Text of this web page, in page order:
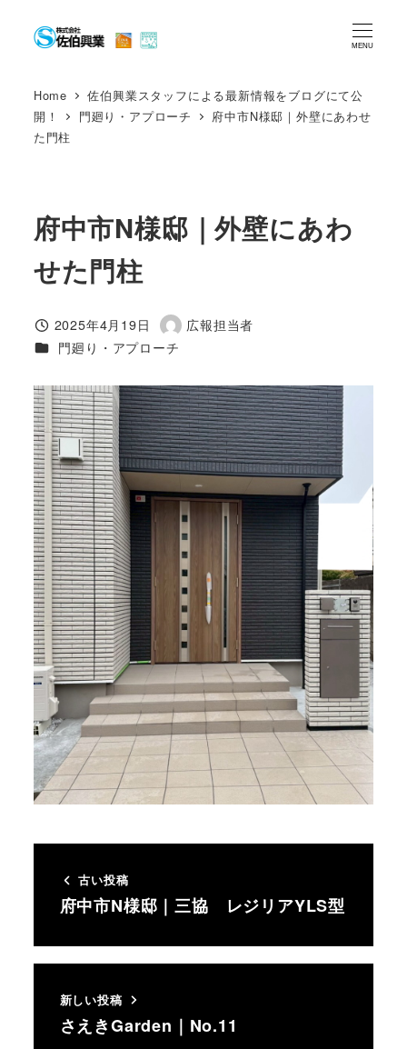
MENU
Home
佐伯興業スタッフによる最新情報をブログにて公
開！
門廻り・アプローチ
府中市N様邸｜外壁にあわせ
た門柱
府中市N様邸｜外壁にあわ
せた門柱
投稿日
2025年4月19日
著
者
広報担当者
カテゴリー
門廻り・アプローチ
古い投稿
府中市N様邸｜三協 レジリアYLS型
新しい投稿
さえきGarden｜No.11